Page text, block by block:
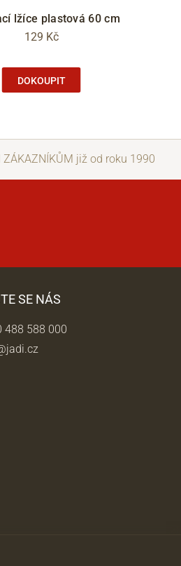
lžíce plastová 60 cm
129 Kč
DOKOUPIT
ZÁKAZNÍKŮM již od roku 1990
SE NÁS
488 588 000